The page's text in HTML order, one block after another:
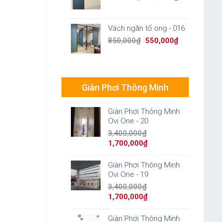
850,000₫.550,000₫.
Vách ngăn tổ ong - 016
850,000₫ Original
550,000₫Current
Giàn Phơi Thông Minh
Giàn Phơi Thông Minh
Ovi One - 20
3,400,000₫
Original
was:
3,400,000₫.
1,700,000₫Current
is:
1,700,000₫.
Giàn Phơi Thông Minh
Ovi One - 19
3,400,000₫
Original
was:
1,700,000₫Current
is:
Giàn Phơi Thông Minh